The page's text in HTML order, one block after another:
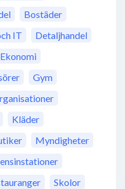
Bostäder
IT
Detaljhandel
Ekonomi
Gym
Kläder
Myndigheter
Skolor